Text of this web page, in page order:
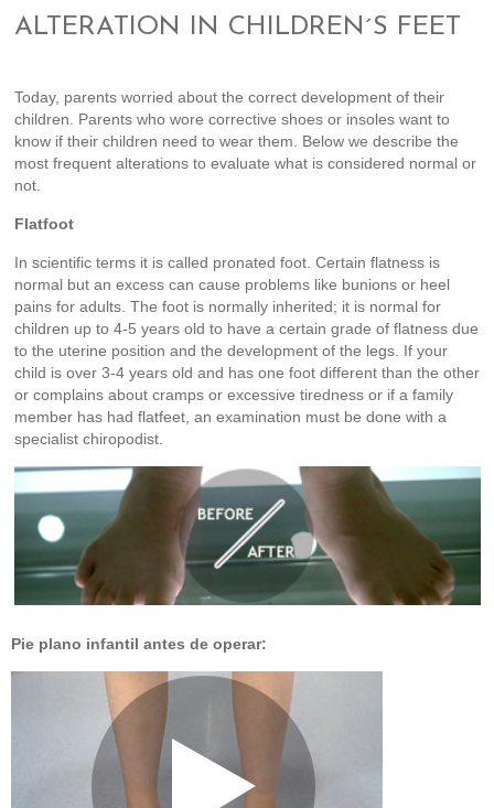
ALTERATION IN CHILDREN´S FEET
Today, parents worried about the correct development of their
children. Parents who wore corrective shoes or insoles want to
know if their children need to wear them. Below we describe the
most frequent alterations to evaluate what is considered normal or
not.
Flatfoot
In scientific terms it is called pronated foot. Certain flatness is
normal but an excess can cause problems like bunions or heel
pains for adults. The foot is normally inherited; it is normal for
children up to 4-5 years old to have a certain grade of flatness due
to the uterine position and the development of the legs. If your
child is over 3-4 years old and has one foot different than the other
or complains about cramps or excessive tiredness or if a family
member has had flatfeet, an examination must be done with a
specialist chiropodist.
Pie plano infantil antes de operar: